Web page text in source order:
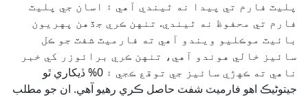
پليٽ فارم تي پيدا نه ٿيندي آهي ۽ اسان جي پليٽ
فارم تي محفوظ نه ٿيندي. تنهن ڪري جڏهن پهريون
بائيٽ موڪليو ويندو آهي ته فارميٽ شفٽ جو ڪل
سائيز خالي هوندو آهي، تنهن ڪري برائوزر کي خبر
ناهي ته ڪهڙي سائيز جي توقع ڪجي ۽ 0% ڏيکاري ٿو
جيتوڻيڪ اهو فارميٽ شفٽ حاصل ڪري رهيو آهي. ان جو مطلب